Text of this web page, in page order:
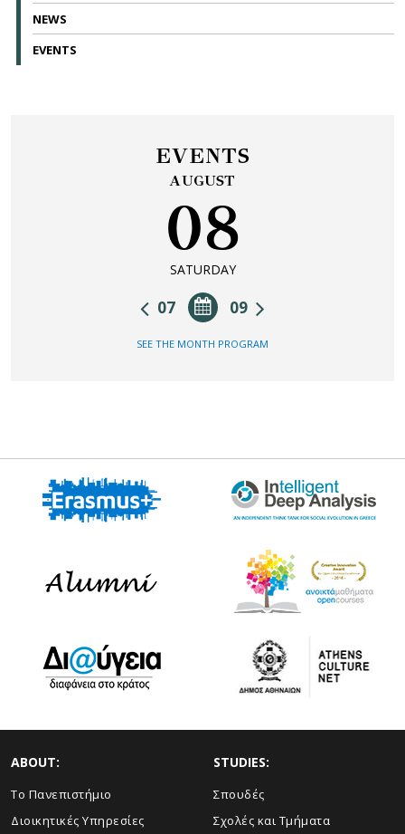
NEWS
EVENTS
EVENTS
AUGUST
08
SATURDAY
09
07
SEE THE MONTH PROGRAM
ABOUT:
Το Πανεπιστήμιο
Διοικητικές Υπηρεσίες
STUDIES:
Σπουδές
Σχολές και Τμήματα